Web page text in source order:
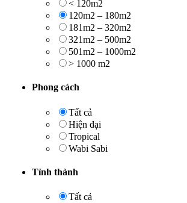
< 120m2
120m2 – 180m2
181m2 – 320m2
321m2 – 500m2
501m2 – 1000m2
> 1000 m2
Phong cách
Tất cả
Hiện đại
Tropical
Wabi Sabi
Tỉnh thành
Tất cả